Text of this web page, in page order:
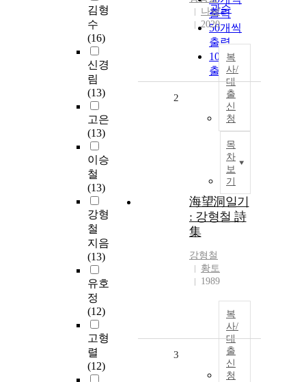
김형
수
(16)
신경
림
(13)
고은
(13)
이승
철
(13)
강형
철
지음
(13)
유호
정
(12)
고형
렬
(12)
관순
출력
50개씩
출력
100개씩
출력
나남
2020
복
사/
대
출
신
청
목
차
보
기
2
海望洞일기
: 강형철 詩
集
강형철
황토
1989
복
사/
대
출
신
청
3